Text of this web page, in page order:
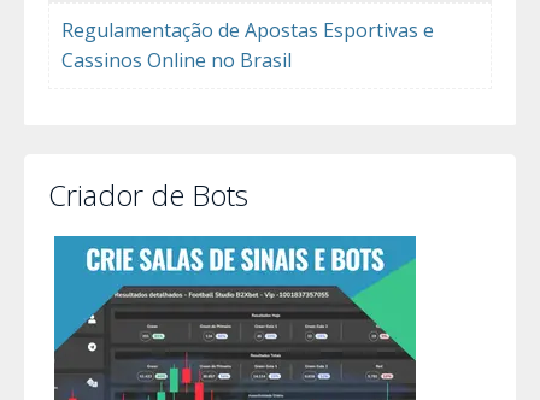
Regulamentação de Apostas Esportivas e
Cassinos Online no Brasil
Criador de Bots